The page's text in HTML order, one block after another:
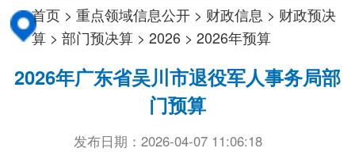
首页 >重点领域信息公开 > 财政信息 > 财政预决
算 >部门预决算 >2026 >2026年预算
2026年广东省吴川市退役军人事务局部
门预算
发布日期：2026-04-07 11:06:18